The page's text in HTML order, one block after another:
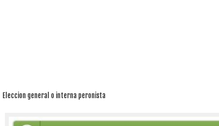
Eleccion general o interna peronista